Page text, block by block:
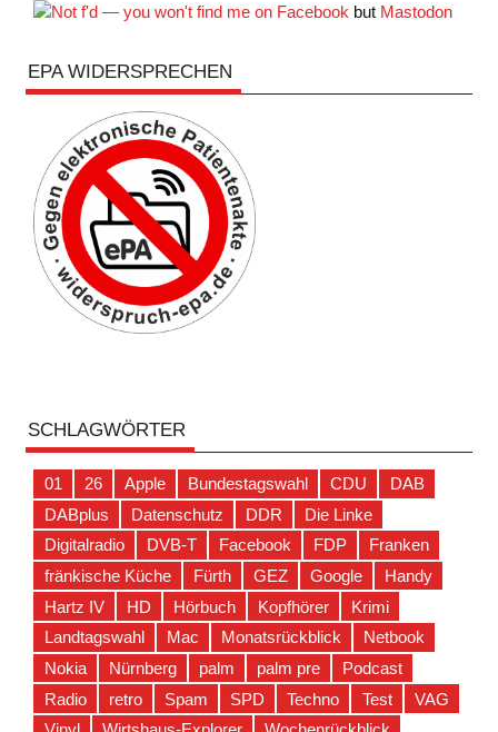
but Mastodon
EPA WIDERSPRECHEN
SCHLAGWÖRTER
01 26 Apple Bundestagswahl CDU
DAB
DABplus
Datenschutz DDR
Die Linke
Digitalradio
DVB-T Facebook FDP
Franken
fränkische Küche
Fürth GEZ Google
Handy
Hartz IV
HD Hörbuch Kopfhörer
Krimi
Landtagswahl
Mac Monatsrückblick
Netbook
Nokia
Nürnberg palm palm pre
Podcast
Radio
retro Spam SPD Techno Test
VAG